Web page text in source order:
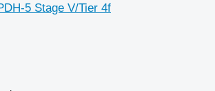
5 Stage V/Tier 4f